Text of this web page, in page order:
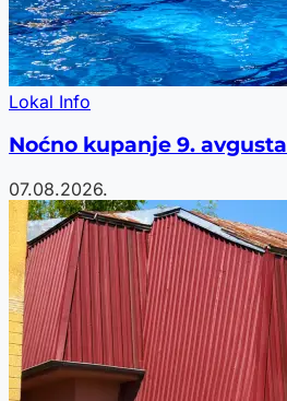
Lokal Info
Noćno kupanje 9. avgusta
07.08.2026.